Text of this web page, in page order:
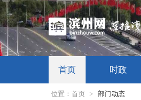
首页 时政
位置： 首页 > 部门动态